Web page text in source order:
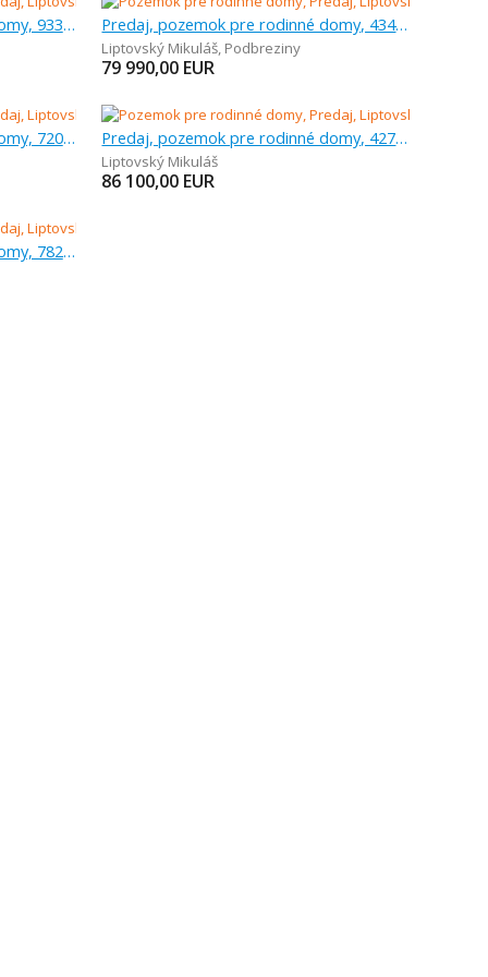
Predaj, pozemok pre rodinné domy, 933 m Predaj, pozemok pre rodinné domy, 434 m
Liptovský Mikuláš, Podbreziny
79 990,00 EUR
Predaj, pozemok pre rodinné domy, 720 m Predaj, pozemok pre rodinné domy, 427 m
Liptovský Mikuláš
86 100,00 EUR
Predaj, pozemok pre rodinné domy, 782 m